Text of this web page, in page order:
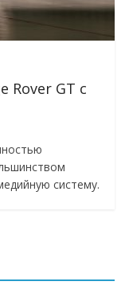
Rover GT с
систему.